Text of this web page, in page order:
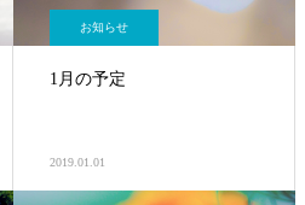
お知らせ
1月の予定
2019.01.01